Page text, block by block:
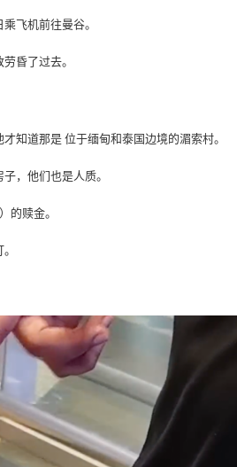
飞机前往曼谷。
昏了过去。
才知道那是 位于缅甸和泰国边境的湄索村。
，他们也是人质。
的赎金。